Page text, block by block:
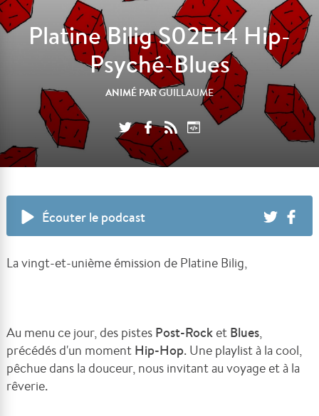
Platine Bilig S02E14 Hip-
Psyché-Blues
ANIMÉ PARGUILLAUME
Écouter le podcast
La vingt-et-unième émission de Platine Bilig,
Au menu ce jour, des pistes Post-Rock et Blues,
précédés d'un moment Hip-Hop. Une playlist à la cool,
pêchue dans la douceur, nous invitant au voyage et à la
rêverie.